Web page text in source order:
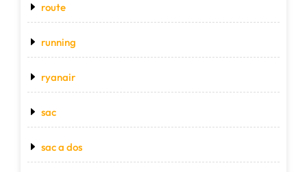
route
running
ryanair
sac
sac a dos